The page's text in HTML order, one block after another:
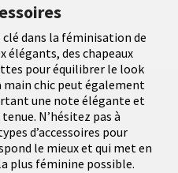
dans la féminisation de
élégants, des chapeaux
pour équilibrer le look
main chic peut également
une note élégante et
N’hésitez pas à
d’accessoires pour
le mieux et qui met en
plus féminine possible.